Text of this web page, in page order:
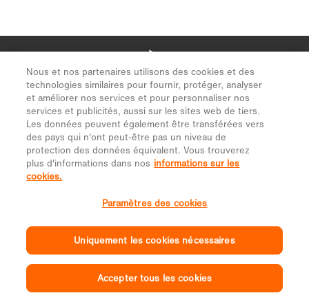
Nous et nos partenaires utilisons des cookies et des
technologies similaires pour fournir, protéger, analyser
et améliorer nos services et pour personnaliser nos
services et publicités, aussi sur les sites web de tiers.
Les données peuvent également être transférées vers
des pays qui n'ont peut-être pas un niveau de
protection des données équivalent. Vous trouverez
plus d'informations dans nos informations sur les
cookies.
Paramètres des cookies
Uniquement les cookies nécessaires
Accepter tous les cookies